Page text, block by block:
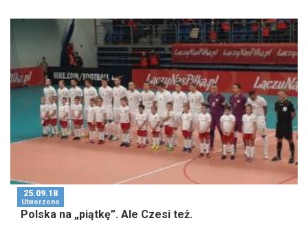
25.09.18
Utworzono
Polska na „piątkę”. Ale Czesi też.